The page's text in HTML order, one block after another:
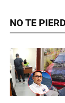
NO TE